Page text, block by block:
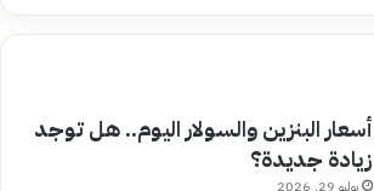
أسعار البنزين والسولار اليوم.. هل توجد
زيادة جديدة؟
يوليو 29, 2026